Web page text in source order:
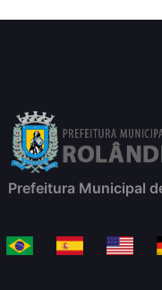
Prefeitura Municipal